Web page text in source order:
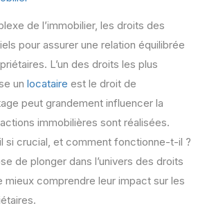
de l’immobilier, les droits des
pour assurer une relation équilibrée
L’un des droits les plus
un locataire est le droit de
peut grandement influencer la
immobilières sont réalisées.
si crucial, et comment fonctionne-t-il ?
de plonger dans l’univers des droits
mieux comprendre leur impact sur les